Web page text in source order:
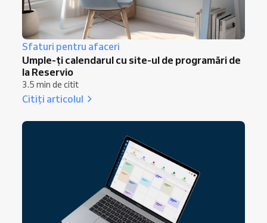
Sfaturi pentru afaceri
Umple-ți calendarul cu site-ul de programări de
la Reservio
3.5 min de citit
Citiți articolul